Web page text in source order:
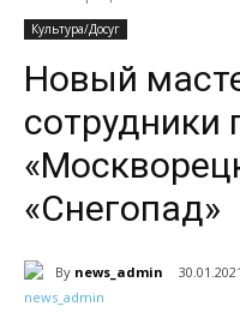
Культура/Досуг
Новый
сотрудники
«Снегопад»
By news_admin 30.01.2021